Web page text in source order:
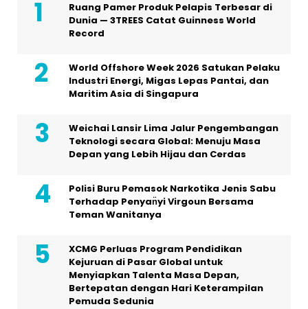
Ruang Pamer Produk Pelapis Terbesar di
Dunia — 3TREES Catat Guinness World
Record
World Offshore Week 2026 Satukan Pelaku
Industri Energi, Migas Lepas Pantai, dan
Maritim Asia di Singapura
Weichai Lansir Lima Jalur Pengembangan
Teknologi secara Global: Menuju Masa
Depan yang Lebih Hijau dan Cerdas
Polisi Buru Pemasok Narkotika Jenis Sabu
Terhadap Penyan̈yi Virgoun Bersama
Teman Wanitanya
XCMG Perluas Program Pendidikan
Kejuruan di Pasar Global untuk
Menyiapkan Talenta Masa Depan,
Bertepatan dengan Hari Keterampilan
Pemuda Sedunia